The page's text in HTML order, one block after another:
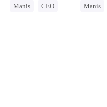
Manis
CEO
Manis